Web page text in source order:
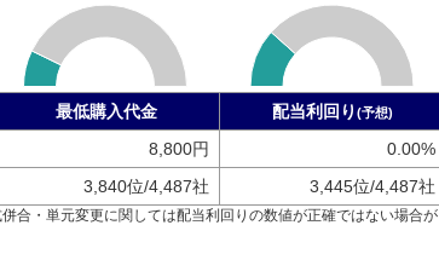
最低購入代金 配当利回り (予想)
8,800円
0.00%
3,840位/4,487社
3,445位/4,487社
合・単元変更に関しては配当利回りの数値が正確ではない場合が